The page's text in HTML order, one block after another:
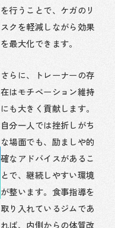
を行うことで、ケガのリ
スクを軽減しながら効果
を最大化できます。
さらに、トレーナーの存
在はモチベーション維持
にも大きく貢献します。
自分一人では挫折しがち
な場面でも、励ましや的
確なアドバイスがあるこ
とで、継続しやすい環境
が整います。食事指導を
取り入れているジムであ
れば、内側からの体質改